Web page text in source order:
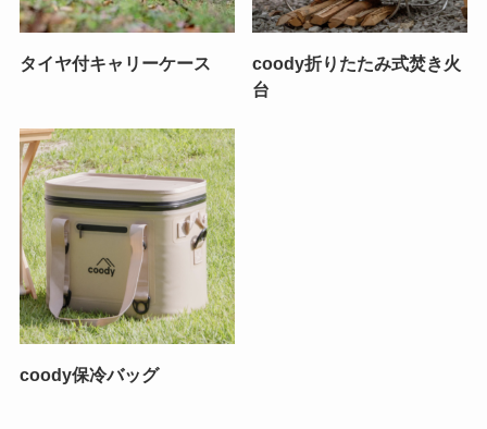
タイヤ付キャリーケース
coody折りたたみ式焚き火
台
coody保冷バッグ